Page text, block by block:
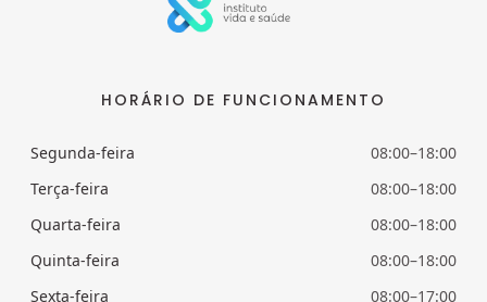
HORÁRIO DE FUNCIONAMENTO
Segunda-feira
08:00–18:00
Terça-feira
08:00–18:00
Quarta-feira
08:00–18:00
Quinta-feira
08:00–18:00
Sexta-feira
08:00–17:00